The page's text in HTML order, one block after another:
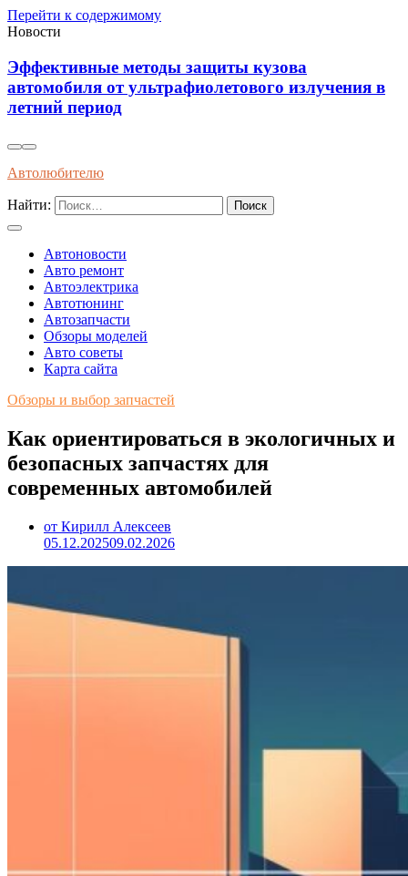
Перейти к содержимому
Новости
Как распознать оригинальные запчасти по
упаковке и сертификатам качества
Автолюбителю
Найти:
Автоновости
Авто ремонт
Автоэлектрика
Автотюнинг
Автозапчасти
Обзоры моделей
Авто советы
Карта сайта
Обзоры и выбор запчастей
Как ориентироваться в экологичных и
безопасных запчастях для
современных автомобилей
от Кирилл Алексеев
05.12.202509.02.2026